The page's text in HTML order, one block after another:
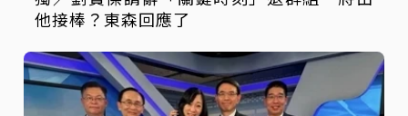
他接棒？東森回應了